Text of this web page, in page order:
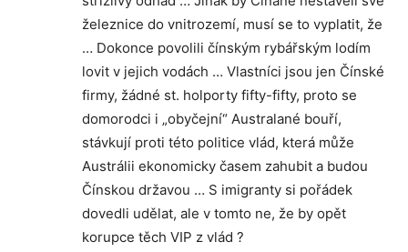
železnice do vnitrozemí, musí se to vyplatit, že
… Dokonce povolili čínským rybářským lodím
lovit v jejich vodách … Vlastníci jsou jen Čínské
firmy, žádné st. holporty fifty-fifty, proto se
domorodci i „obyčejní“ Australané bouří,
stávkují proti této politice vlád, která může
Austrálii ekonomicky časem zahubit a budou
Čínskou državou … S imigranty si pořádek
dovedli udělat, ale v tomto ne, že by opět
korupce těch VIP z vlád ?